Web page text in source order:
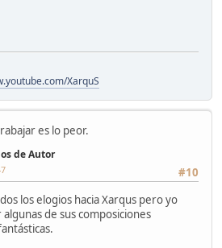
XarquS
es lo peor.
de Autor
#10
los elogios hacia Xarqus pero yo
de sus composiciones